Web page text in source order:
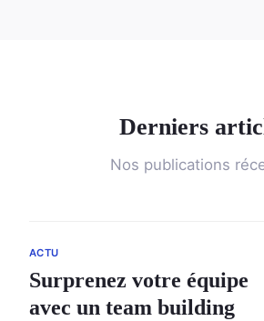
Derniers
Nos publications
ACTU
Surprenez votre équipe
avec un team building